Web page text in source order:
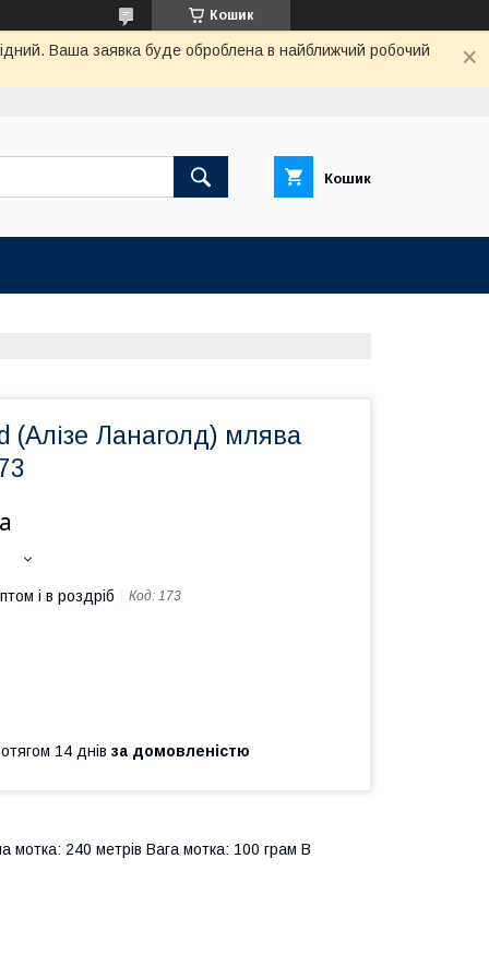
Кошик
Ваша заявка буде оброблена в найближчий робочий
Кошик
(Алізе Ланаголд) млява
і в роздріб Код: 173
14 днів за домовленістю
240 метрів Вага мотка: 100 грам В